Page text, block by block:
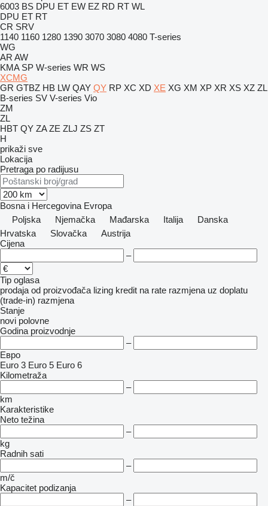
6003 BS DPU ET EW EZ RD RT WL
DPU ET RT
CR SRV
1140 1160 1280 1390 3070 3080 4080 T-series
WG
AR AW
KMA SP W-series WR WS
XCMG
GR GTBZ HB LW QAY QY RP XC XD XE XG XM XP XR XS XZ ZL
B-series SV V-series Vio
ZM
ZL
HBT QY ZA ZE ZLJ ZS ZT
H
prikaži sve
Lokacija
Pretraga po radijusu
Bosna i Hercegovina Evropa
Poljska
Njemačka Mađarska Italija
Danska
Hrvatska
Slovačka
Austrija
Cijena
–
Tip oglasa
prodaja od proizvođača lizing kredit na rate razmjena uz doplatu
(trade-in) razmjena
Stanje
novi polovne
Godina proizvodnje
–
Евро
Euro 3 Euro 5 Euro 6
Kilometraža
–
km
Karakteristike
Neto težina
–
kg
Radnih sati
–
m/č
Kapacitet podizanja
–